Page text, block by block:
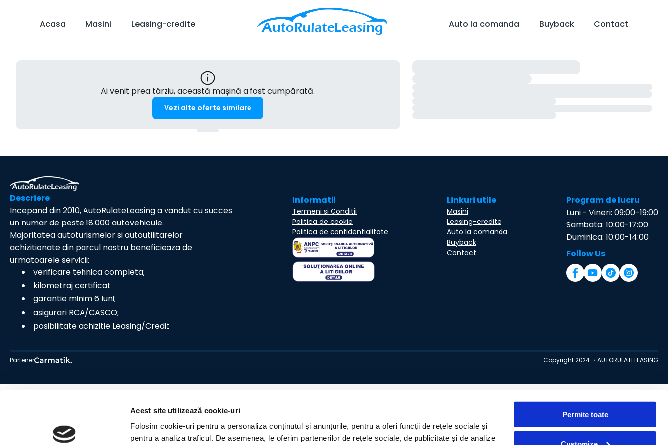
Acest site utilizează cookie-uri
Folosim cookie-uri pentru a personaliza conținutul și anunțurile, pentru a oferi funcții de rețele sociale și
pentru a analiza traficul. De asemenea, le oferim partenerilor de rețele sociale, de publicitate și de analize
Permite toate
Acasa Masini Leasing-credite Auto la comanda Buyback Contact
Ai venit prea târziu, această mașină a fost cumpărată.
Vezi alte oferte similare
Descriere
Incepand din 2010, AutoRulateLeasing a vandut cu succes
un numar de peste 18.000 autovehicule.
Majoritatea autoturismelor si autoutilitarelor
achizitionate din parcul nostru beneficieaza de
urmatoarele servicii:
verificare tehnica completa;
kilometraj certificat
garantie minim 6 luni;
asigurari RCA/CASCO;
posibilitate achizitie Leasing/Credit
Informatii
Termeni si Conditii
Politica de cookie
Politica de confidentialitate
Linkuri utile
Masini
Leasing-credite
Auto la comanda
Buyback
Contact
Program de lucru
Luni - Vineri: 09:00-19:00
Sambata: 10:00-17:00
Duminica: 10:00-14:00
Follow Us
Partener Copyright 2024 ・AUTORULATELEASING